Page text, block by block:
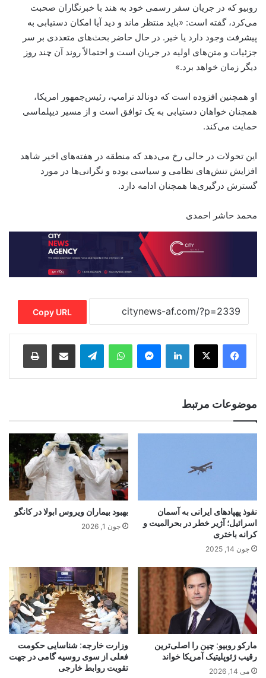
روبیو که در جریان سفر رسمی خود به هند با خبرنگاران صحبت
می‌کرد، گفته است: «باید منتظر ماند و دید آیا امکان دستیابی به
پیشرفت وجود دارد یا خیر. در حال حاضر بحث‌های متعددی بر سر
جزئیات و متن‌های اولیه در جریان است و احتمالاً روند آن چند روز
دیگر زمان خواهد برد.»
او همچنین افزوده است که دونالد ترامپ، رئیس‌جمهور امریکا،
همچنان خواهان دستیابی به یک توافق است و از مسیر دیپلماسی
حمایت می‌کند.
این تحولات در حالی رخ می‌دهد که منطقه در هفته‌های اخیر شاهد
افزایش تنش‌های نظامی و سیاسی بوده و نگرانی‌ها در مورد
گسترش درگیری‌ها همچنان ادامه دارد.
محمد حاشر احمدی
Copy URL
LinkedIn
Messenger
WhatsApp
Telegram
Share via Email
Print
موضوعات مرتبط
نفوذ پهپادهای ایرانی به آسمان
اسرائیل؛ آژیر خطر در بحرالمیت و
کرانه باختری
جون 14, 2025
بهبود بیماران ویروس ابولا در کانگو
جون 1, 2026
مارکو روبیو: چین را اصلی‌ترین
رقیب ژئوپلیتیک آمریکا خواند
می 14, 2026
وزارت خارجه: شناسایی حکومت
فعلی از سوی روسیه گامی در جهت
تقویت روابط خارجی